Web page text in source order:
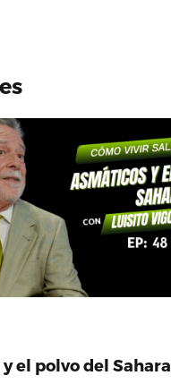
el polvo del Sahara